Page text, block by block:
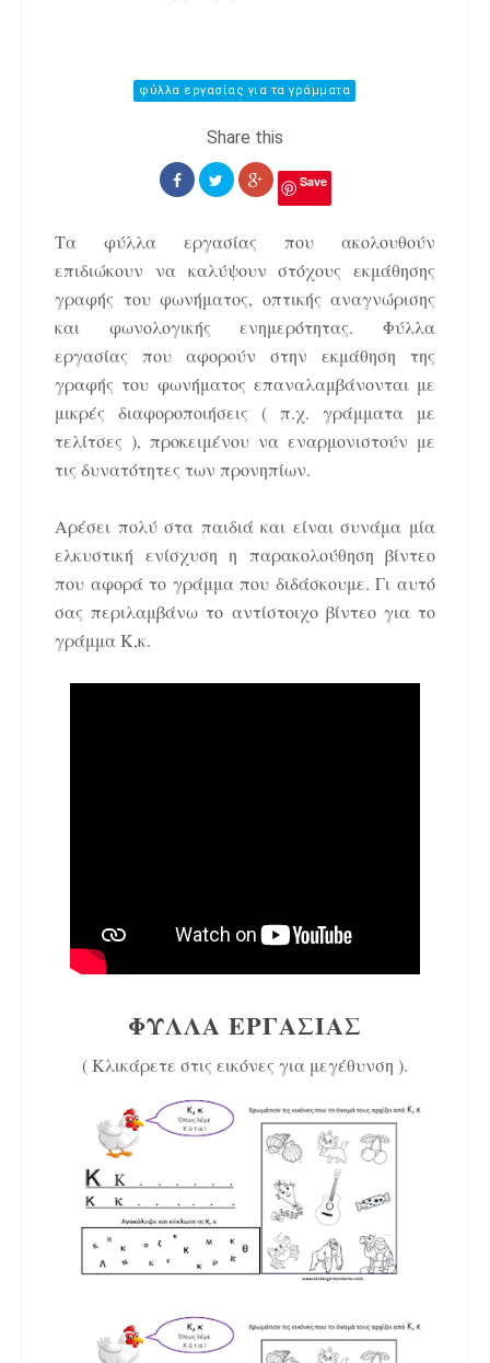
φύλλα εργασίας για τα γράμματα
Save
Τα φύλλα εργασίας που ακολουθούν
επιδιώκουν να καλύψουν στόχους εκμάθησης
γραφής του φωνήματος, οπτικής αναγνώρισης
και φωνολογικής ενημερότητας. Φύλλα
εργασίας που αφορούν στην εκμάθηση της
γραφής του φωνήματος επαναλαμβάνονται με
μικρές διαφοροποιήσεις ( π.χ. γράμματα με
τελίτσες ), προκειμένου να εναρμονιστούν με
τις δυνατότητες των προνηπίων.
Αρέσει πολύ στα παιδιά και είναι συνάμα μία
ελκυστική ενίσχυση η παρακολούθηση βίντεο
που αφορά το γράμμα που διδάσκουμε. Γι αυτό
σας περιλαμβάνω το αντίστοιχο βίντεο για το
γράμμα Κ,κ.
ΦΥΛΛΑ ΕΡΓΑΣΙΑΣ
( Κλικάρετε στις εικόνες για μεγέθυνση ).